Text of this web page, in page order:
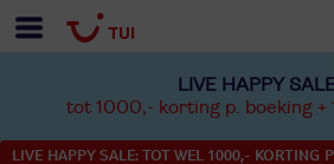
LIVE HAPPY
tot 1000,- korting p. boeking +
LIVE HAPPY SALE: TOT WEL 1000,- KORTING